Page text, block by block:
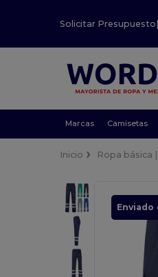
Solicitar Presupuesto
Marcas Camisetas
Inicio Ropa básica
Enviado